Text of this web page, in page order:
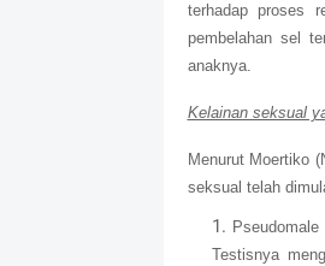
terhadap proses
pembelahan sel
anaknya.
Kelainan seksual
Menurut Moertiko
seksual telah
Testisnya